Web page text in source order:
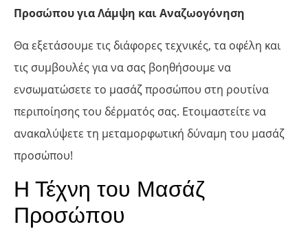
Προσώπου για Λάμψη και Αναζωογόνηση
Θα εξετάσουμε τις διάφορες τεχνικές, τα οφέλη και
τις συμβουλές για να σας βοηθήσουμε να
ενσωματώσετε το μασάζ προσώπου στη ρουτίνα
περιποίησης του δέρματός σας. Ετοιμαστείτε να
ανακαλύψετε τη μεταμορφωτική δύναμη του μασάζ
προσώπου!
Η Τέχνη του Μασάζ
Προσώπου